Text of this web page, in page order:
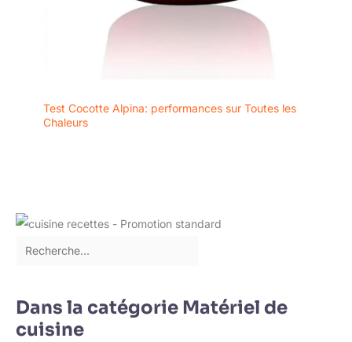
Test Cocotte Alpina: performances sur Toutes les
Chaleurs
Dans la catégorie Matériel de
cuisine